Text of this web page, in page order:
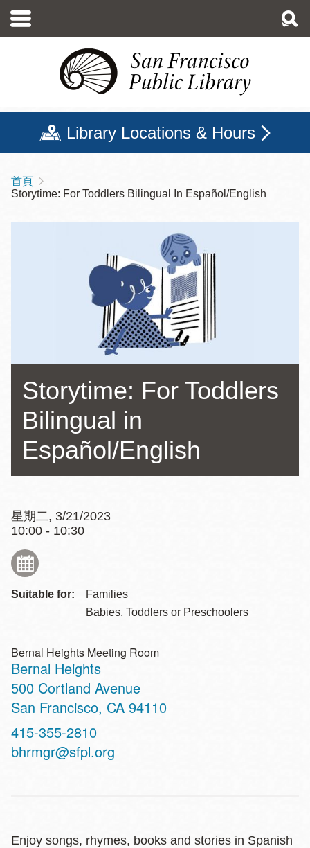
至
Library Locations & Hours
導
首頁
Storytime: For Toddlers Bilingual In Español/English
Storytime: For Toddlers
Bilingual in
Español/English
星期二, 3/21/2023
10:00 - 10:30
Suitable for:
Families
Babies, Toddlers or Preschoolers
Bernal Heights Meeting Room
Bernal Heights
Address
500 Cortland Avenue
San Francisco, CA 94110
Contact
Telephone
415-355-2810
bhrmgr@sfpl.org
Enjoy songs, rhymes, books and stories in Spanish